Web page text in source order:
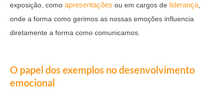
exposição, como apresentações ou em cargos de liderança
onde a forma como gerimos as nossas emoções influencia
diretamente a forma como comunicamos.
O papel dos exemplos no desenvolvimento
emocional